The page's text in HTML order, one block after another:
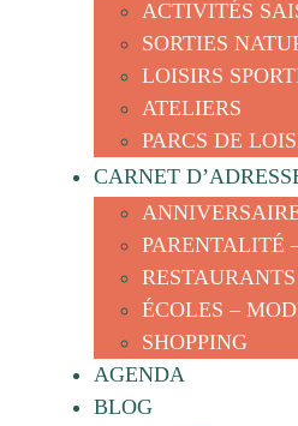
ACTIVITÉS
SORTIES
LOISIRS
ATELIERS
PARCS DE
CARNET
PARENTALITÉ
ÉCOLES –
SHOPPING
AGENDA
BLOG